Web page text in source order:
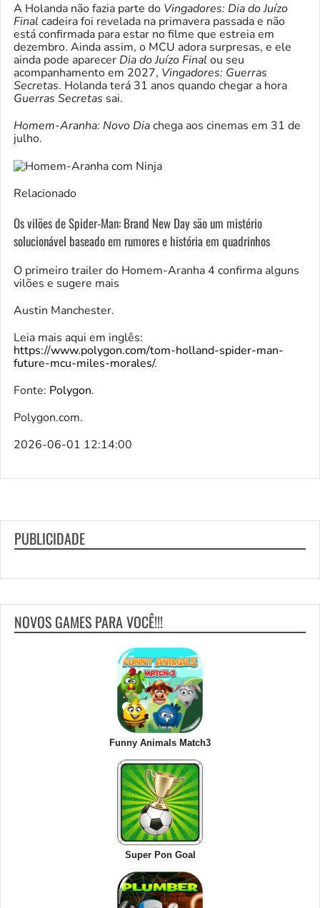
A Holanda não fazia parte do Vingadores: Dia do Juízo
Final cadeira foi revelada na primavera passada e não
está confirmada para estar no filme que estreia em
dezembro. Ainda assim, o MCU adora surpresas, e ele
ainda pode aparecer Dia do Juízo Final ou seu
acompanhamento em 2027, Vingadores: Guerras
Secretas. Holanda terá 31 anos quando chegar a hora
Guerras Secretas sai.
Homem-Aranha: Novo Diachega aos cinemas em 31 de
julho.
Relacionado
Os vilões de Spider-Man: Brand New Day são um mistério
solucionável baseado em rumores e história em quadrinhos
O primeiro trailer do Homem-Aranha 4 confirma alguns
vilões e sugere mais
Austin Manchester.
Leia mais aqui em inglês:
https://www.polygon.com/tom-holland-spider-man-
future-mcu-miles-morales/.
Fonte: Polygon.
Polygon.com.
2026-06-01 12:14:00
PUBLICIDADE
NOVOS GAMES PARA VOCÊ!!!
Funny Animals Match3
Super Pon Goal